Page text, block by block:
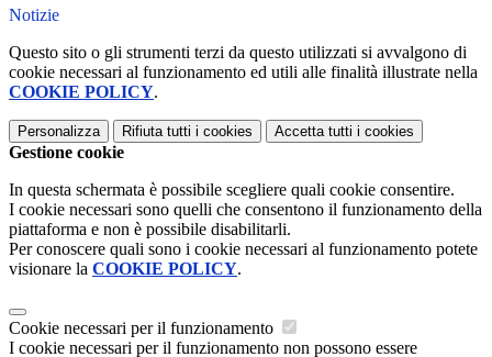
Notizie
Questo sito o gli strumenti terzi da questo utilizzati si avvalgono di
cookie necessari al funzionamento ed utili alle finalità illustrate nella
COOKIE POLICY.
Personalizza Rifiuta tutti i cookies Accetta tutti i cookies
Gestione cookie
In questa schermata è possibile scegliere quali cookie consentire.
I cookie necessari sono quelli che consentono il funzionamento della
piattaforma e non è possibile disabilitarli.
Per conoscere quali sono i cookie necessari al funzionamento potete
visionare la COOKIE POLICY.
Cookie necessari per il funzionamento
I cookie necessari per il funzionamento non possono essere